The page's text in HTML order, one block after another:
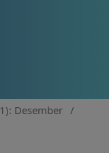
Desember /